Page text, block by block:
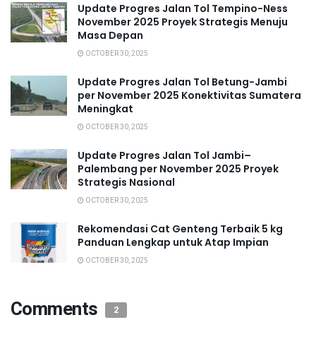
Update Progres Jalan Tol Tempino-Ness
November 2025 Proyek Strategis Menuju
Masa Depan
OCTOBER 30, 2025
Update Progres Jalan Tol Betung-Jambi
per November 2025 Konektivitas Sumatera
Meningkat
OCTOBER 30, 2025
Update Progres Jalan Tol Jambi–
Palembang per November 2025 Proyek
Strategis Nasional
OCTOBER 30, 2025
Rekomendasi Cat Genteng Terbaik 5 kg
Panduan Lengkap untuk Atap Impian
OCTOBER 30, 2025
Comments 2